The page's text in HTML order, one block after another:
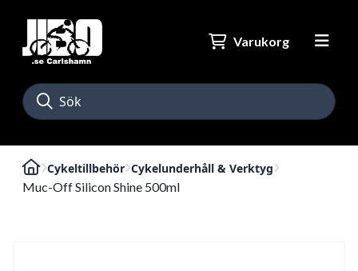
Varukorg
Cykeltillbehör Cykelunderhåll & Verktyg
Muc-Off Silicon Shine 500ml